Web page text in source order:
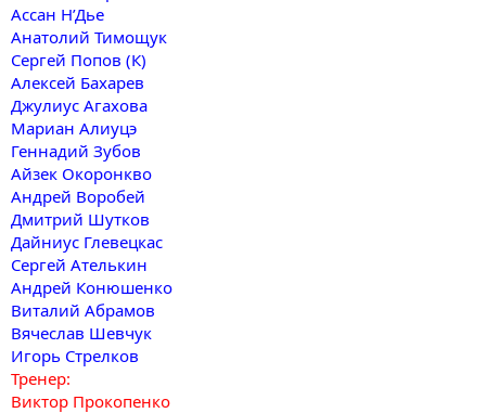
Ассан Н’Дье
Анатолий Тимощук
Сергей Попов (К)
Алексей Бахарев
Джулиус Агахова
Мариан Алиуцэ
Геннадий Зубов
Айзек Окоронкво
Андрей Воробей
Дмитрий Шутков
Дайниус Глевецкас
Сергей Ателькин
Андрей Конюшенко
Виталий Абрамов
Вячеслав Шевчук
Игорь Стрелков
Тренер:
Виктор Прокопенко